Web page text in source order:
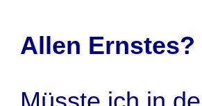
Allen Ernstes?